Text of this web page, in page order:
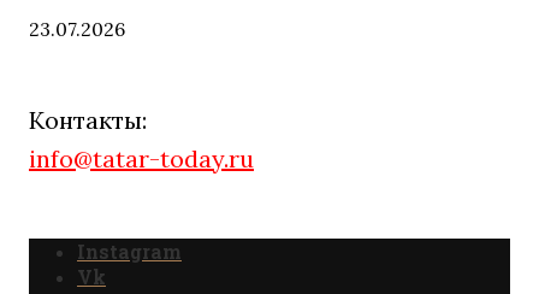
23.07.2026
Контакты:
info@tatar-today.ru
Instagram
Vk